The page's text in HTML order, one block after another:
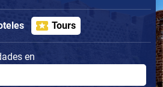
Tours
en